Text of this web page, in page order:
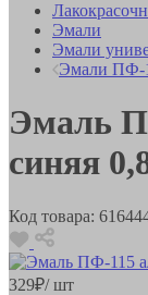
Эмали
Эмали
Эмали ПФ-
Эмаль
синяя
Код товара:
329₽/ шт